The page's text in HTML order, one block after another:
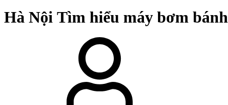
Hà Nội Tìm hiểu máy bơm